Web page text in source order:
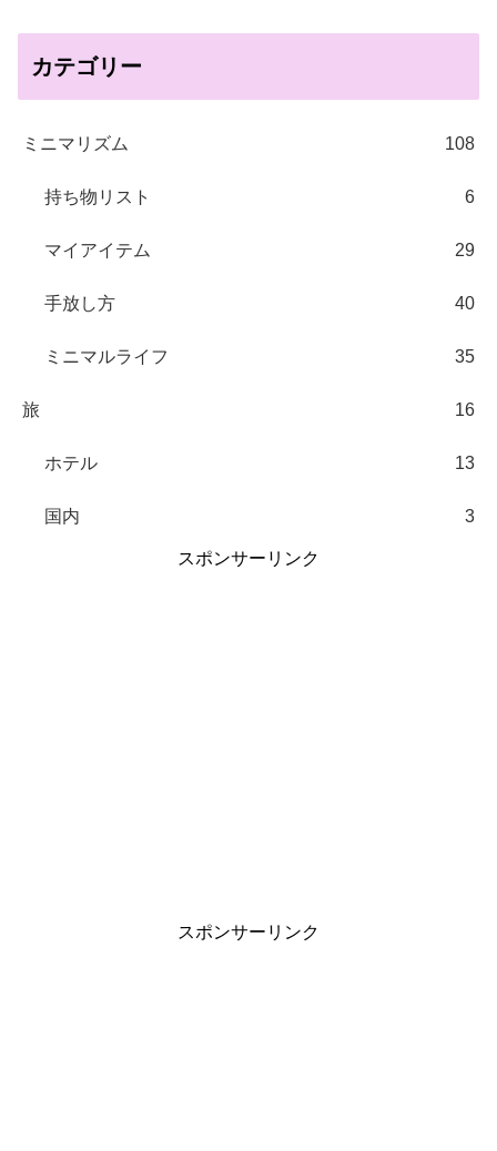
カテゴリー
ミニマリズム 108
持ち物リスト 6
マイアイテム 29
手放し方 40
ミニマルライフ 35
旅 16
ホテル 13
国内 3
スポンサーリンク
スポンサーリンク